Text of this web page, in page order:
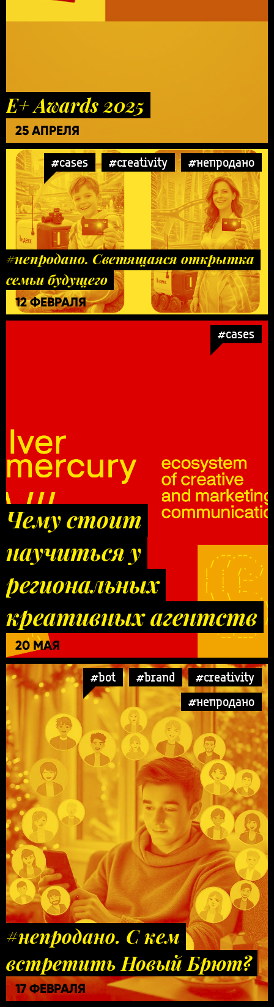
E+ Awards 2025
25 АПРЕЛЯ
#cases #creativity #непродано
#непродано. Светящаяся открытка
семьи будущего
12 ФЕВРАЛЯ
#cases
Чему стоит
научиться у
региональных
креативных агентств
20 МАЯ
#bot #brand
#creativity
#непродано
#непродано. С кем
встретить Новый Брют?
17 ФЕВРАЛЯ